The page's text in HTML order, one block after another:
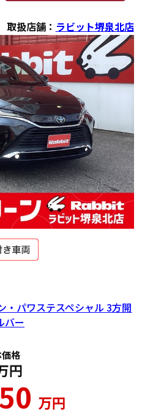
） 車検有無
有
修復歴
無
地域
大阪府
取扱店舗： ラビット堺泉北店
・パワステスペシャル 3方開
バー
格
円
50 万円